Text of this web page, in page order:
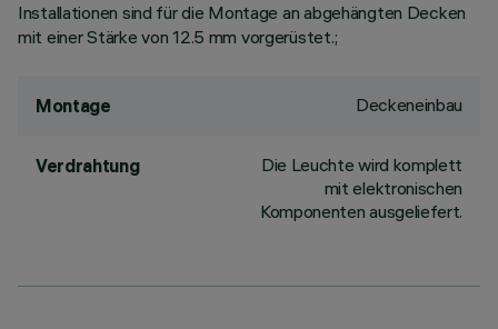
Installationen sind für die Montage an abgehängten Decken
mit einer Stärke von 12.5 mm vorgerüstet.;
Montage Deckeneinbau
Verdrahtung
Die Leuchte wird komplett
mit elektronischen
Komponenten ausgeliefert.